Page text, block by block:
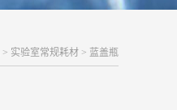
> 实验室常规耗材 > 蓝盖瓶